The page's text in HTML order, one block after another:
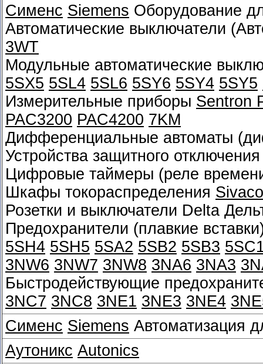
Сименс Siemens Оборудование
Автоматические выключатели
3WT
Модульные автоматические
5SX5 5SL4 5SL6 5SY6 5SY4 5SY5
Измерительные приборы Sentron
PAC3200 PAC4200 7KM
Дифференциальные автоматы
Устройства защитного
Цифровые таймеры (реле
Шкафы токораспределения
Розетки и выключатели Delta
Предохранители (плавкие
5SH4 5SH5 5SA2 5SB2 5SB3
3NW6 3NW7 3NW8 3NA6 3NA3
Быстродействующие
3NC7 3NC8 3NE1 3NE3 3NE4
Сименс Siemens Автоматизация
Аутоникс Autonics